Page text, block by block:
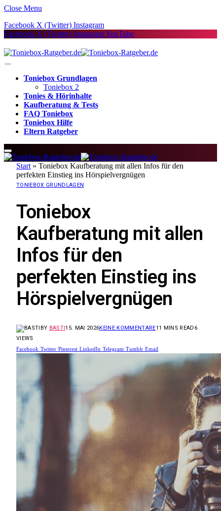
Close Menu
Facebook X (Twitter) Instagram
Facebook X (Twitter) InstagramYouTube
Toniebox Grundlagen
Toniebox 2
Tonies & Hörinhalte
Kaufberatung & Tests
FAQ Toniebox
Toniebox Hilfe
Eltern Ratgeber
Start » Toniebox Kaufberatung mit allen Infos für den
perfekten Einstieg ins Hörspielvergnügen
TONIEBOX GRUNDLAGEN
Toniebox
Kaufberatung mit allen
Infos für den
perfekten Einstieg ins
Hörspielvergnügen
BY BASTI15. MAI 2026KEINE KOMMENTARE11 MINS READ 6
VIEWS
Facebook Twitter Pinterest LinkedIn Telegram Tumblr Email